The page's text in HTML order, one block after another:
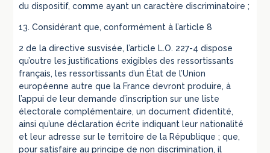
du dispositif, comme ayant un caractère discriminatoire ;
13. Considérant que, conformément à l’article 8
2 de la directive susvisée, l’article L.O. 227-4 dispose
qu’outre les justifications exigibles des ressortissants
français, les ressortissants d’un État de l’Union
européenne autre que la France devront produire, à
l’appui de leur demande d’inscription sur une liste
électorale complémentaire, un document d’identité,
ainsi qu’une déclaration écrite indiquant leur nationalité
et leur adresse sur le territoire de la République ; que,
pour satisfaire au principe de non discrimination, il